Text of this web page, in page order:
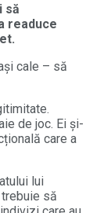
să
readuce
cale – să
de joc. Ei și-
care a
lui
să